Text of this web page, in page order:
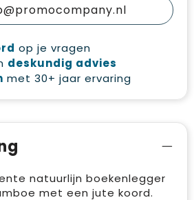
op je vragen
deskundig advies
met 30+ jaar ervaring
natuurlijn boekenlegger
met een jute koord.